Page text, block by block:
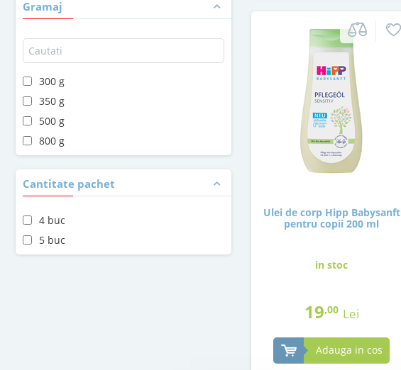
Gramaj
300 g
350 g
500 g
800 g
Cantitate pachet
4 buc
5 buc
Ulei de corp Hipp Babysanft
pentru copii 200 ml
in stoc
19,00 Lei
Adauga in cos